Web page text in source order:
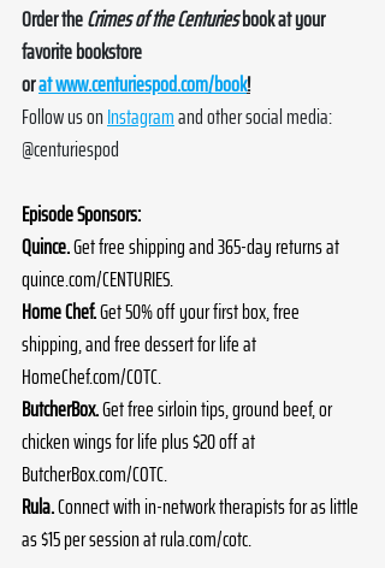
Order the Crimes of the Centuries book at your
favorite bookstore
or at www.centuriespod.com/book!
Follow us on Instagram and other social media:
@centuriespod
Episode Sponsors:
Quince. Get free shipping and 365-day returns at
quince.com/CENTURIES.
Home Chef. Get 50% off your first box, free
shipping, and free dessert for life at
HomeChef.com/COTC.
ButcherBox. Get free sirloin tips, ground beef, or
chicken wings for life plus $20 off at
ButcherBox.com/COTC.
Rula. Connect with in-network therapists for as little
as $15 per session at rula.com/cotc.